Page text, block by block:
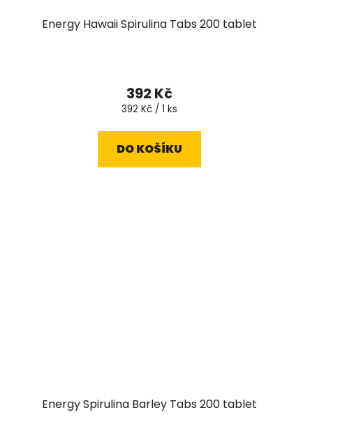
Energy Hawaii Spirulina Tabs 200 tablet
392 Kč
Měrná
392 Kč / 1 ks
DO KOŠÍKU
Energy Spirulina Barley Tabs 200 tablet